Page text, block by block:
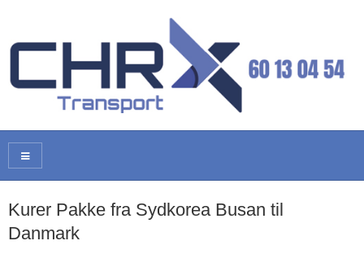
Kurer Pakke fra Sydkorea Busan til
Danmark